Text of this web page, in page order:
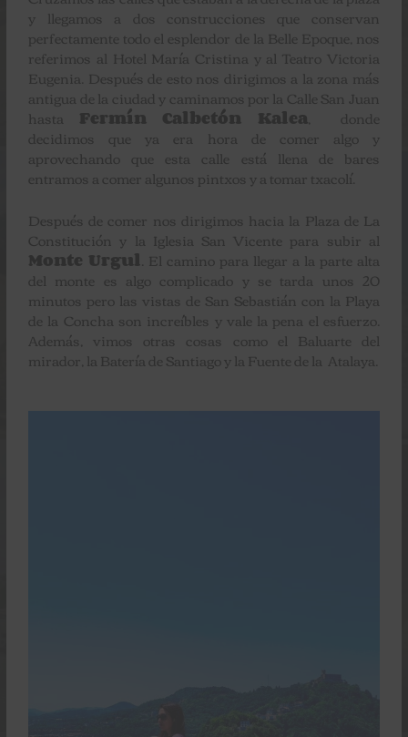
y llegamos a dos construcciones que conservan
perfectamente todo el esplendor de la Belle Epoque, nos
referimos al Hotel María Cristina y al Teatro Victoria
Eugenia. Después de esto nos dirigimos a la zona más
antigua de la ciudad y caminamos por la Calle San Juan
hasta Fermín Calbetón Kalea, donde
decidimos que ya era hora de comer algo y
aprovechando que esta calle está llena de bares
entramos a comer algunos pintxos y a tomar txacolí.
Después de comer nos dirigimos hacia la Plaza de La
Constitución y la Iglesia San Vicente para subir al
Monte Urgul . El camino para llegar a la parte alta
del monte es algo complicado y se tarda unos 20
minutos pero las vistas de San Sebastián con la Playa
de la Concha son increíbles y vale la pena el esfuerzo.
Además, vimos otras cosas como el Baluarte del
mirador, la Batería de Santiago y la Fuente de la Atalaya.